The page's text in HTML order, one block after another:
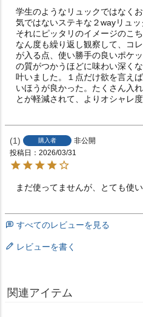
学生のようなリュックではなく
気ではないステキな２wayリュッ
それにピッタリのイメージのこ
なん度も繰り返し観察して、コ
が入る点、使い勝手の良いポケ
の質がつかうほどに味わい深く
叶いました。１点だけ欲を言え
いほうが良かった。たくさん入
とが軽減されて、よりオシャレ
1 購入者
非公開
投稿日
2026/03/31
まだ使ってませんが、とても使
すべてのレビューを見る
レビューを書く
関連アイテム